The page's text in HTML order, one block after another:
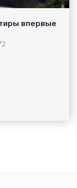
впервые